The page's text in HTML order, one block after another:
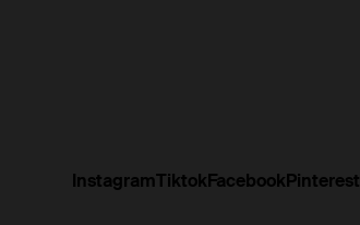
InstagramTiktokFacebookPinterest